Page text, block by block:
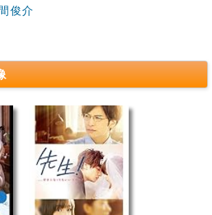
俊介